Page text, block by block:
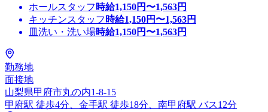
ホールスタッフ 時給1,150円〜1,563円
キッチンスタッフ 時給1,150円〜1,563円
皿洗い・洗い場時給1,150円〜1,563円
勤務地
面接地
山梨県甲府市丸の内1-8-15
甲府駅 徒歩4分、金手駅 徒歩18分、南甲府駅 バス12分